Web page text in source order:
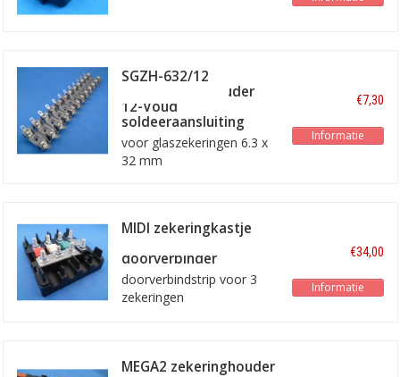
SGZH-632/12
Glaszekeringhouder
12-Voud
soldeeraansluiting
voor glaszekeringen 6.3 x
32 mm
€7,30
Informatie
MIDI zekeringkastje
doorverbinder
doorverbindstrip voor 3
zekeringen
€34,00
Informatie
MEGA2 zekeringhouder